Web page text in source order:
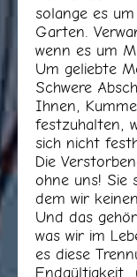
solange es
Garten.
wenn es um
Um geliebte
Schwere
Ihnen,
festzuhalten,
sich nicht
Die
ohne uns! Sie
dem wir
Und das
was wir im
es diese